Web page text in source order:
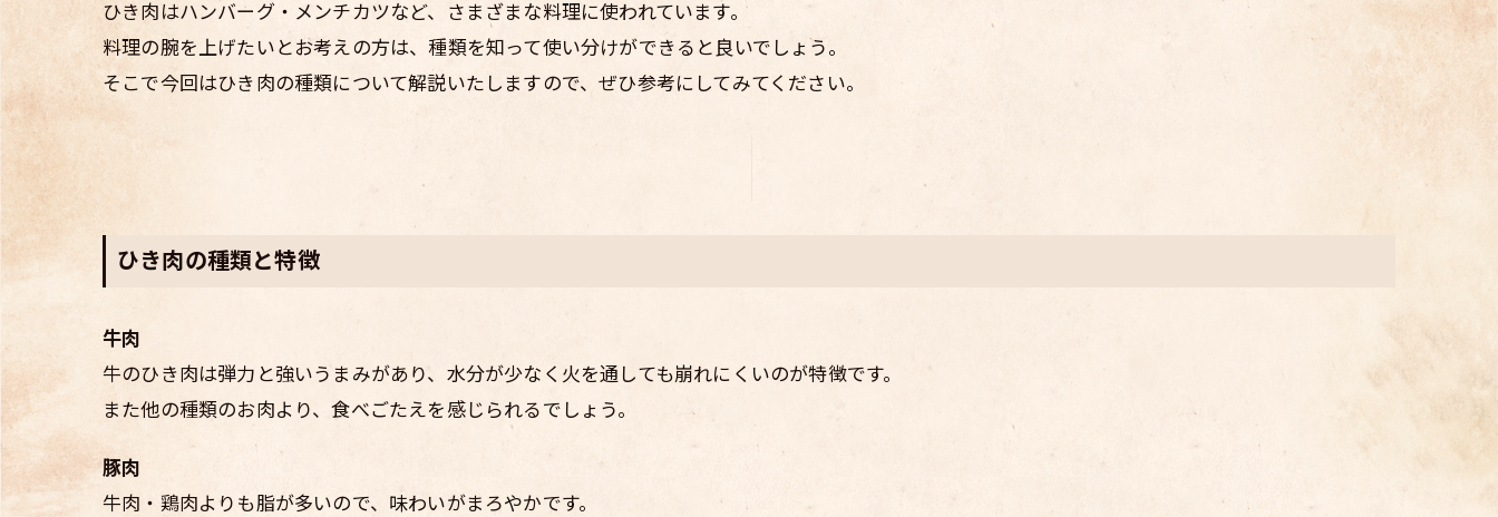
ひき肉はハンバーグ・メンチカツなど、さまざまな料理に使われています。
料理の腕を上げたいとお考えの方は、種類を知って使い分けができると良いでしょう。
そこで今回はひき肉の種類について解説いたしますので、ぜひ参考にしてみてください。
ひき肉の種類と特徴
牛肉
牛のひき肉は弾力と強いうまみがあり、水分が少なく火を通しても崩れにくいのが特徴です。
また他の種類のお肉より、食べごたえを感じられるでしょう。
豚肉
牛肉・鶏肉よりも脂が多いので、味わいがまろやかです。